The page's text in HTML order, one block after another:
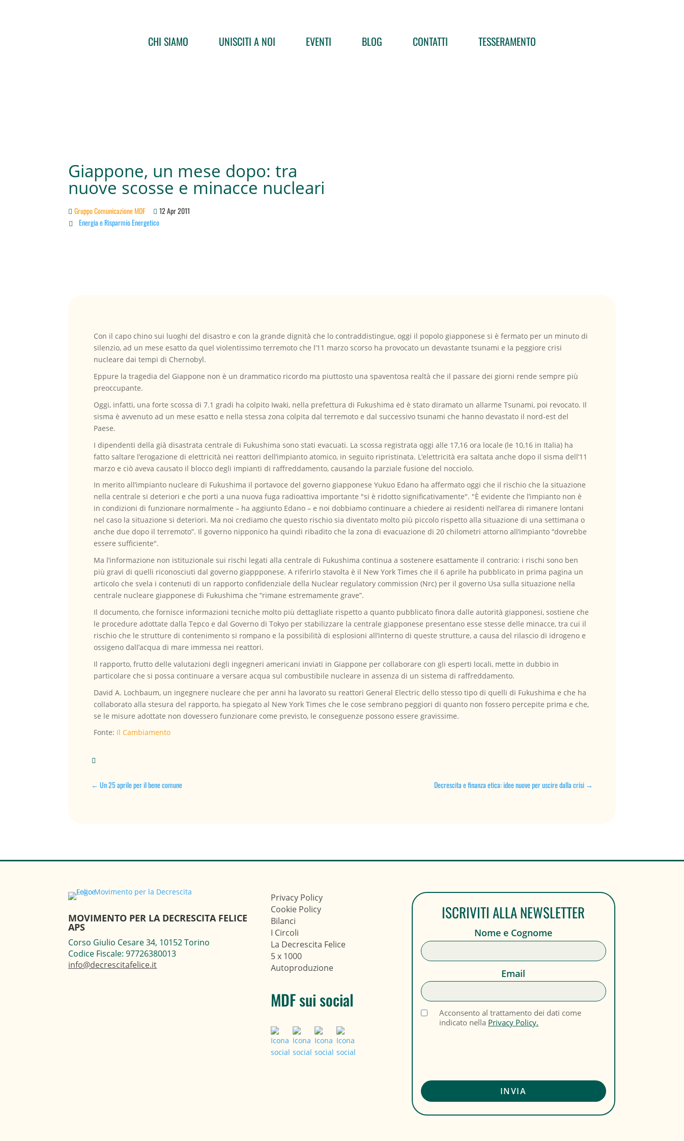
CHI SIAMO UNISCITI A NOI EVENTI BLOG CONTATTI TESSERAMENTO
Giappone, un mese dopo: tra
nuove scosse e minacce nucleari
Gruppo Comunicazione MDF 12 Apr 2011
 Energia e Risparmio Energetico
Con il capo chino sui luoghi del disastro e con la grande dignità che lo contraddistingue, oggi il popolo giapponese si è fermato per un minuto di
silenzio, ad un mese esatto da quel violentissimo terremoto che l’11 marzo scorso ha provocato un devastante tsunami e la peggiore crisi
nucleare dai tempi di Chernobyl.
Eppure la tragedia del Giappone non è un drammatico ricordo ma piuttosto una spaventosa realtà che il passare dei giorni rende sempre più
preoccupante.
Oggi, infatti, una forte scossa di 7.1 gradi ha colpito Iwaki, nella prefettura di Fukushima ed è stato diramato un allarme Tsunami, poi revocato. Il
sisma è avvenuto ad un mese esatto e nella stessa zona colpita dal terremoto e dal successivo tsunami che hanno devastato il nord-est del
Paese.
I dipendenti della già disastrata centrale di Fukushima sono stati evacuati. La scossa registrata oggi alle 17,16 ora locale (le 10,16 in Italia) ha
fatto saltare l’erogazione di elettricità nei reattori dell’impianto atomico, in seguito ripristinata. L’elettricità era saltata anche dopo il sisma dell’11
marzo e ciò aveva causato il blocco degli impianti di raffreddamento, causando la parziale fusione del nocciolo.
In merito all’impianto nucleare di Fukushima il portavoce del governo giapponese Yukuo Edano ha affermato oggi che il rischio che la situazione
nella centrale si deteriori e che porti a una nuova fuga radioattiva importante "si è ridotto significativamente". "È evidente che l’impianto non è
in condizioni di funzionare normalmente – ha aggiunto Edano – e noi dobbiamo continuare a chiedere ai residenti nell’area di rimanere lontani
nel caso la situazione si deteriori. Ma noi crediamo che questo rischio sia diventato molto più piccolo rispetto alla situazione di una settimana o
anche due dopo il terremoto”. Il governo nipponico ha quindi ribadito che la zona di evacuazione di 20 chilometri attorno all’impianto “dovrebbe
essere sufficiente".
Ma l’informazione non istituzionale sui rischi legati alla centrale di Fukushima continua a sostenere esattamente il contrario: i rischi sono ben
più gravi di quelli riconosciuti dal governo giappponese. A riferirlo stavolta è il New York Times che il 6 aprile ha pubblicato in prima pagina un
articolo che svela i contenuti di un rapporto confidenziale della Nuclear regulatory commission (Nrc) per il governo Usa sulla situazione nella
centrale nucleare giapponese di Fukushima che “rimane estremamente grave”.
Il documento, che fornisce informazioni tecniche molto più dettagliate rispetto a quanto pubblicato finora dalle autorità giapponesi, sostiene che
le procedure adottate dalla Tepco e dal Governo di Tokyo per stabilizzare la centrale giapponese presentano esse stesse delle minacce, tra cui il
rischio che le strutture di contenimento si rompano e la possibilità di esplosioni all’interno di queste strutture, a causa del rilascio di idrogeno e
ossigeno dall’acqua di mare immessa nei reattori.
Il rapporto, frutto delle valutazioni degli ingegneri americani inviati in Giappone per collaborare con gli esperti locali, mette in dubbio in
particolare che si possa continuare a versare acqua sul combustibile nucleare in assenza di un sistema di raffreddamento.
David A. Lochbaum, un ingegnere nucleare che per anni ha lavorato su reattori General Electric dello stesso tipo di quelli di Fukushima e che ha
collaborato alla stesura del rapporto, ha spiegato al New York Times che le cose sembrano peggiori di quanto non fossero percepite prima e che,
se le misure adottate non dovessero funzionare come previsto, le conseguenze possono essere gravissime.
Fonte: Il Cambiamento

←Un 25 aprile per il bene comune Decrescita e finanza etica: idee nuove per uscire dalla crisi→
MOVIMENTO PER LA DECRESCITA FELICE
APS
Corso Giulio Cesare 34, 10152 Torino
Codice Fiscale: 97726380013
info@decrescitafelice.it
Privacy Policy
Cookie Policy
Bilanci
I Circoli
La Decrescita Felice
5 x 1000
Autoproduzione
MDF sui social
ISCRIVITI ALLA NEWSLETTER
Nome e Cognome
Email
Acconsento al trattamento dei dati come
indicato nella Privacy Policy.